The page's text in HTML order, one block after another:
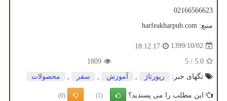
02166566623
منبع: harfeakharpub.com
1399/10/02
18:12:17
5.0
/
5
1809
تگهای خبر:
رپورتاژ آموزش سفر محصولات
این مطلب را می پسندید؟ (1)
(0)